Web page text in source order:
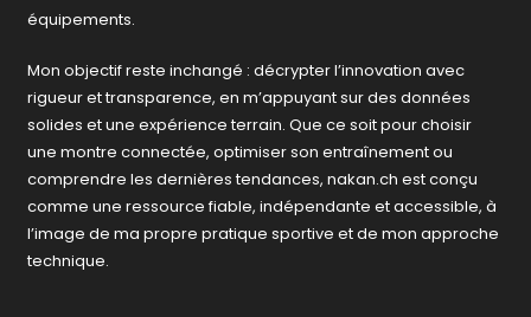
équipements.
Mon objectif reste inchangé : décrypter l’innovation avec
rigueur et transparence, en m’appuyant sur des données
solides et une expérience terrain. Que ce soit pour choisir
une montre connectée, optimiser son entraînement ou
comprendre les dernières tendances, nakan.ch est conçu
comme une ressource fiable, indépendante et accessible, à
l’image de ma propre pratique sportive et de mon approche
technique.